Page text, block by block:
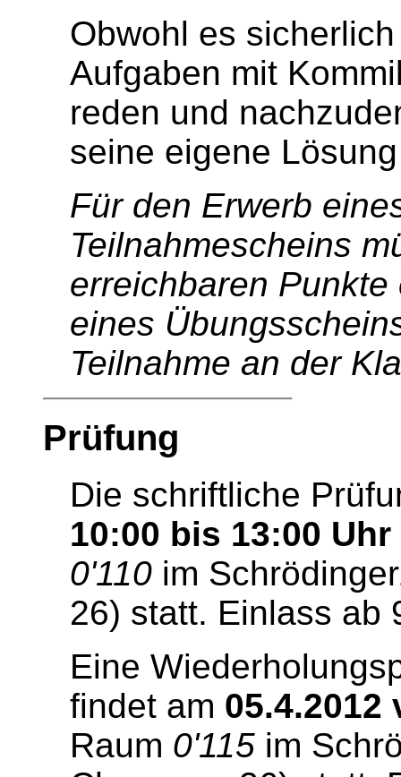
Obwohl es
Aufgaben mit
reden und
seine eigene
Für den Erwerb
Teilnahmescheins
erreichbaren
eines
Teilnahme an der
Prüfung
Die schriftliche
10:00 bis 13:00 Uhr
0'110 im
26) statt. Einlass ab
Eine
findet am
Raum 0'115 im